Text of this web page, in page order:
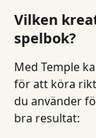
Vilken
spelbok?
Med Temple
för att köra
du använder
bra resultat: